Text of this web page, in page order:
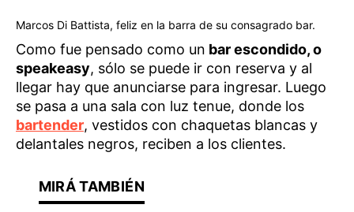
Marcos Di Battista, feliz en la barra de su consagrado bar.
Como fue pensado como un bar escondido, o
speakeasy, sólo se puede ir con reserva y al
llegar hay que anunciarse para ingresar. Luego
se pasa a una sala con luz tenue, donde los
bartender, vestidos con chaquetas blancas y
delantales negros, reciben a los clientes.